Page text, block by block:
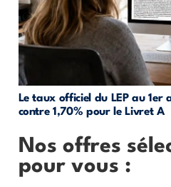
Le taux officiel du LEP au
contre 1,70% pour le Livret A
Nos offres
pour vous :